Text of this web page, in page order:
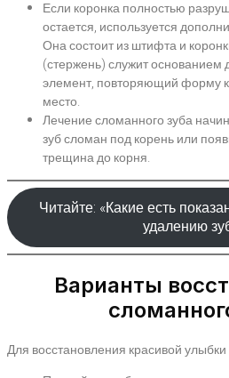
Если коронка полностью
остается, используется
Она состоит из штифта и
(стержень) служит основанием
элемент, повторяющий форму
место.
Лечение сломанного зуба
зуб сломан под корень или
трещина до корня.
Читайте: «Какие есть
удалению
Варианты
Для восстановления красивой